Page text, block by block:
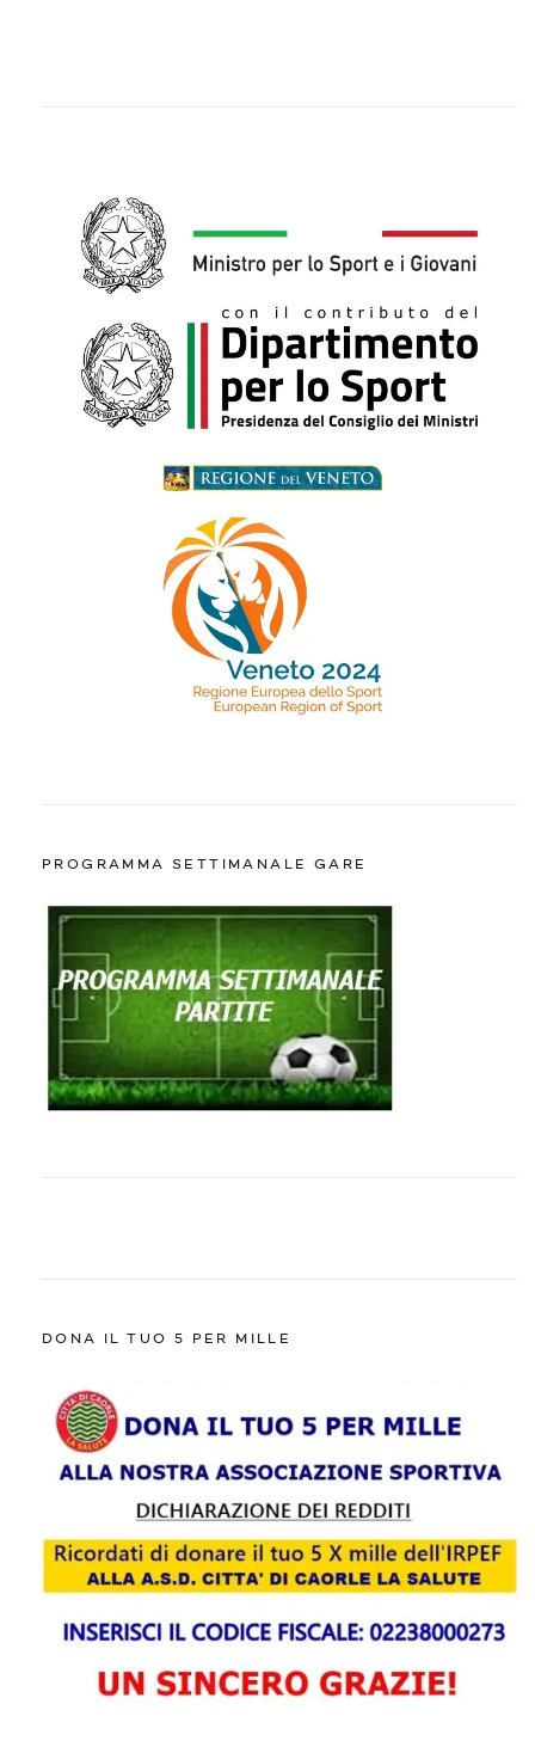
PROGRAMMA SETTIMANALE GARE
DONA IL TUO 5 PER MILLE